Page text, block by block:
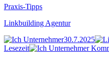
Praxis-Tipps
Linkbuilding Agentur
30.7.2025
Lesezeit